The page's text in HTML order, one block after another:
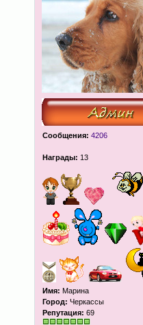
Сообщения: 4206
Награды: 13
Имя: Марина
Город: Черкассы
Репутация: 69